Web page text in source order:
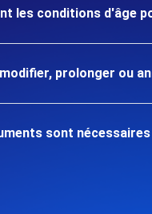
les conditions d'âge
prolonger ou
sont